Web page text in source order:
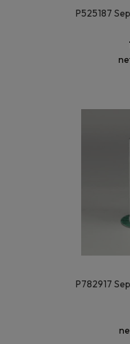
P525187
P782917